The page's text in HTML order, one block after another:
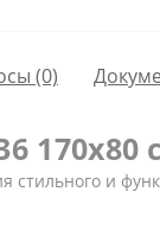
(0)
и